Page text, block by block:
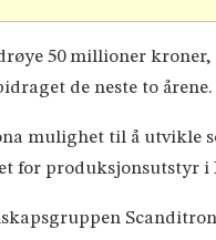
50 millioner
de neste to årene.
mulighet til å utvikle
for produksjonsutstyr